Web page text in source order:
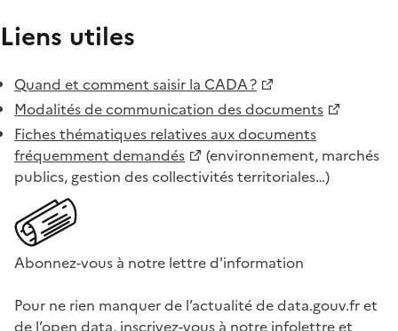
Liens utiles
Quand et comment saisir la CADA ?
Modalités de communication des documents
Fiches thématiques relatives aux documents
fréquemment demandés
(environnement, marchés
publics, gestion des collectivités territoriales…)
Abonnez-vous à notre lettre d'information
Pour ne rien manquer de l’actualité de data.gouv.fr et
de l’open data, inscrivez-vous à notre infolettre et